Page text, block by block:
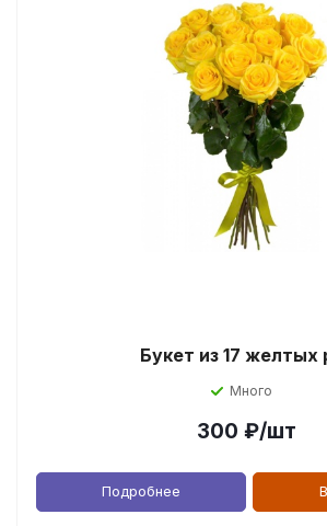
Букет из 17 желтых
Много
300 ₽/шт
Подробнее